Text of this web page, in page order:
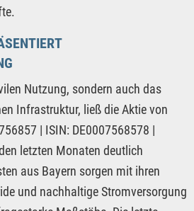
Nutzung, sondern auch das
Infrastruktur, ließ die Aktie von
| ISIN: DE0007568578 |
letzten Monaten deutlich
aus Bayern sorgen mit ihren
und nachhaltige Stromversorgung